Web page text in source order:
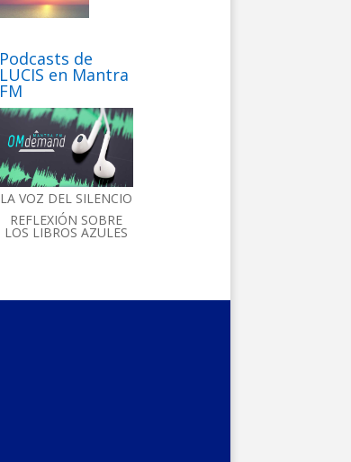
Podcasts de
LUCIS en Mantra
FM
LA VOZ DEL SILENCIO
REFLEXIÓN SOBRE
LOS LIBROS AZULES